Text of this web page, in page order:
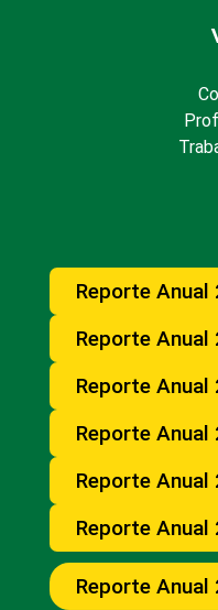
Reporte Anual
Reporte Anual
Reporte Anual
Reporte Anual
Reporte Anual
Reporte Anual
Reporte Anual